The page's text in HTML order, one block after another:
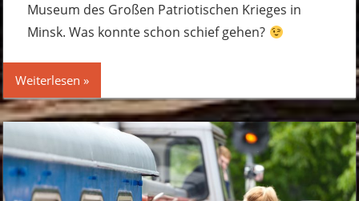
Museum des Großen Patriotischen Krieges in
Minsk. Was konnte schon schief gehen?
Weiterlesen